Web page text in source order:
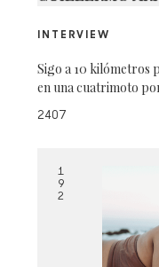
INTERVIEW
Sigo a 10 kilómetros
en una cuatrimoto
2407
1
9
2